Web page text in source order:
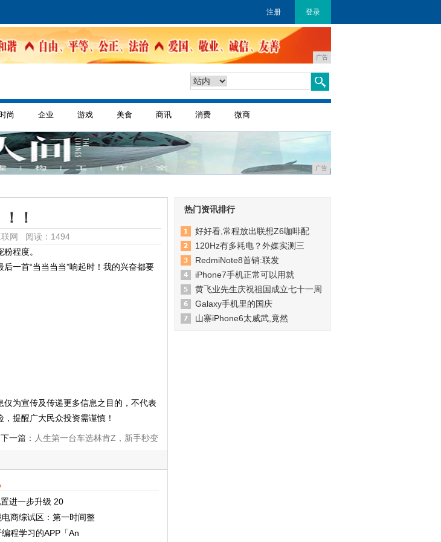
注册 登录
广告
时尚 企业 游戏 美食 商讯 消费 微商
广告
！
联网 阅读：1494
程度。
一首“当当当当”响起时！我的兴奋都要
为宣传及传递更多信息之目的，不代表
提醒广大民众投资需谨慎！
下一篇： 人生第一台车选林肯Z，新手秒变
进一步升级 20
商综试区：第一时间整
程学习的APP「An
热门资讯排行
好好看,常程放出联想Z6咖啡配
120Hz有多耗电？外媒实测三
RedmiNote8首销:联发
iPhone7手机正常可以用就
黄飞业先生庆祝祖国成立七十一周
Galaxy手机里的国庆
山寨iPhone6太威武,竟然